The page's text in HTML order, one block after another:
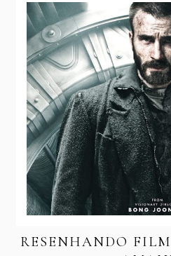
RESENHANDO